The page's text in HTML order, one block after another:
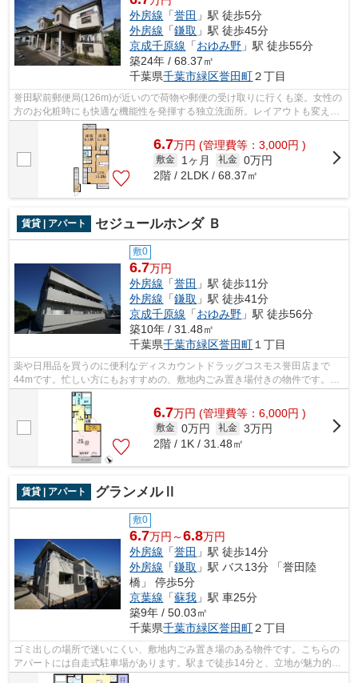
外房線 「誉田 」駅 徒歩5分
外房線 「鎌取 」駅 徒歩45分
京成千原線 「おゆみ野 」駅 徒歩55分
築24年 / 68.37㎡
千葉県千葉市緑区誉田町２丁目
誉田駅前郵便局(126m)が近いので荷物や郵便の受け取りに行くも楽。女性の
方のお化粧時にも快適な機能性を発揮する独立洗面所。レイアウトも変えや
すいコンパクトな間取りのアパートで...
6.7万円 (管理費等：3,000円 )
敷金 1ヶ月 礼金 0万円
2階 / 2LDK / 68.37㎡
賃貸 | アパート セジュールホンダ Ｂ
敷0
6.7万円
外房線 「誉田 」駅 徒歩11分
外房線 「鎌取 」駅 徒歩41分
京成千原線 「おゆみ野 」駅 徒歩56分
築10年 / 31.48㎡
千葉県千葉市緑区誉田町 １丁目
薬や日用品を買うのに便利なディスカウントドラッグコスモス誉田店まで
44mです。忙しい方にもおすすめの、敷地内ごみ置き場付きの物件です。駅
近くに立地する物件で、徒歩11分程でアク...
6.7万円 (管理費等：6,000円 )
敷金 0万円 礼金 3万円
2階 / 1K / 31.48㎡
賃貸 | アパート グランメルⅡ
敷0
6.7万円～6.8万円
外房線 「誉田 」駅 徒歩14分
外房線 「鎌取 」駅 バス13分 「誉田陸
橋」 停歩5分
京葉線 「蘇我 」駅 車25分
築9年 / 50.03㎡
千葉県千葉市緑区誉田町２丁目
ゴミ出しの場所で迷いにくい、敷地内ごみ置き場のある物件です。こちらの
アパートには自走式駐車場があります。駅まで徒歩14分と、立地が魅力的な
物件です。通信速度が速く時間も節約...